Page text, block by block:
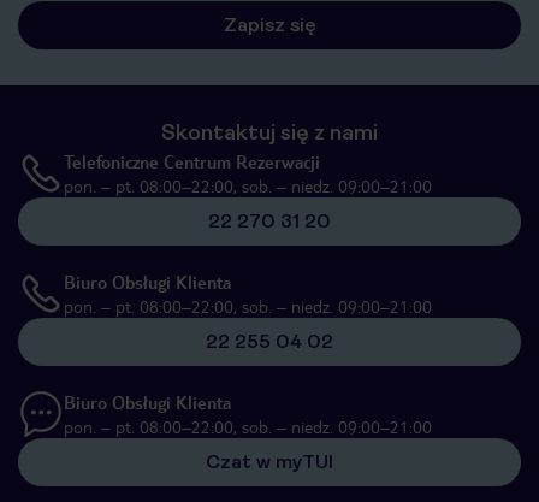
Zapisz się
Skontaktuj się z nami
Telefoniczne Centrum Rezerwacji
pon. – pt. 08:00–22:00, sob. – niedz. 09:00–21:00
22 270 31 20
Biuro Obsługi Klienta
pon. – pt. 08:00–22:00, sob. – niedz. 09:00–21:00
22 255 04 02
Biuro Obsługi Klienta
pon. – pt. 08:00–22:00, sob. – niedz. 09:00–21:00
Czat w myTUI